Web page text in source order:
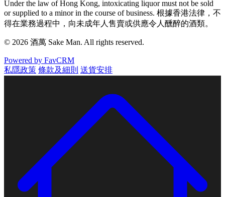
Under the law of Hong Kong, intoxicating liquor must not be sold
or supplied to a minor in the course of business. 根據香港法律，不
得在業務過程中，向未成年人售賣或供應令人醺醉的酒類。
© 2026 酒萬 Sake Man. All rights reserved.
Powered by FavCRM
私隱政策 條款及細則 送貨安排